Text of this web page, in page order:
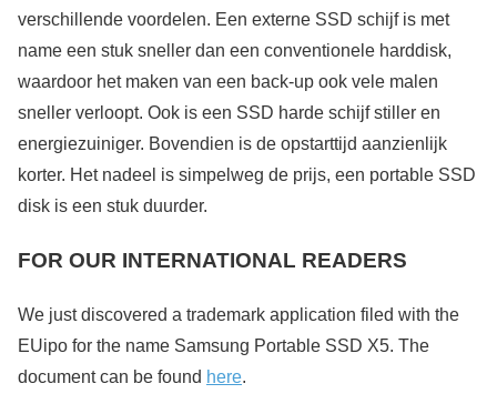
verschillende voordelen. Een externe SSD schijf is met
name een stuk sneller dan een conventionele harddisk,
waardoor het maken van een back-up ook vele malen
sneller verloopt. Ook is een SSD harde schijf stiller en
energiezuiniger. Bovendien is de opstarttijd aanzienlijk
korter. Het nadeel is simpelweg de prijs, een portable SSD
disk is een stuk duurder.
FOR OUR INTERNATIONAL READERS
We just discovered a trademark application filed with the
EUipo for the name Samsung Portable SSD X5. The
document can be found here.